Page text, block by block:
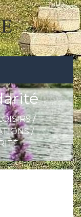
/
/